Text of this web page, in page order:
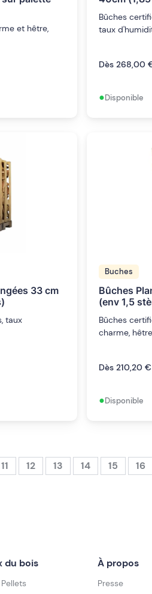
et hêtre,
Bûches
taux
Dès 268,00
•Disponible
33 cm
taux
Buches
Bûches
(env 1,5
Bûches
charme,
Dès 210,20
•Disponible
11 12 13 14 15 16
du bois À propos
Presse